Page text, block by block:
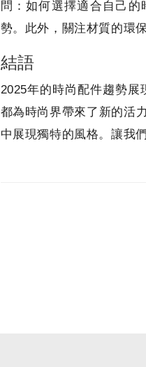
問：如何選擇適合自己
勢。此外，關注材質的環
結語
2025年的時尚配件趨勢展
都為時尚界帶來了新的活
中展現獨特的風格。讓我